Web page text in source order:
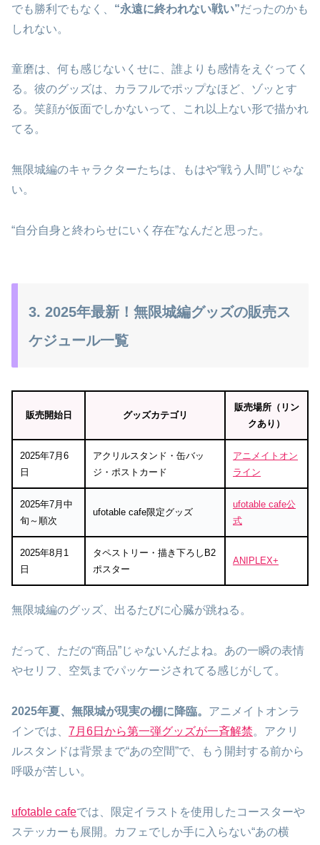
でも勝利でもなく、 “永遠に終われない戦い”だったのかも
しれない。
童磨は、何も感じないくせに、誰よりも感情をえぐってく
る。彼のグッズは、カラフルでポップなほど、ゾッとす
る。笑顔が仮面でしかないって、これ以上ない形で描かれ
てる。
無限城編のキャラクターたちは、もはや“戦う人間”じゃな
い。
“自分自身と終わらせにいく存在”なんだと思った。
3. 2025年最新！無限城編グッズの販売ス
ケジュール一覧
販売開始日 グッズカテゴリ
販売場所（リン
クあり）
2025年7月6
日
アクリルスタンド・缶バッ
ジ・ポストカード
アニメイトオン
ライン
2025年7月中
旬～順次
ufotable cafe限定グッズ
ufotable cafe公
式
2025年8月1
日
タペストリー・描き下ろしB2
ポスター
ANIPLEX+
無限城編のグッズ、出るたびに心臓が跳ねる。
だって、ただの“商品”じゃないんだよね。あの一瞬の表情
やセリフ、空気までパッケージされてる感じがして。
2025年夏、無限城が現実の棚に降臨。 アニメイトオンラ
インでは、 7月6日から第一弾グッズが一斉解禁。アクリ
ルスタンドは背景まで“あの空間”で、もう開封する前から
呼吸が苦しい。
ufotable cafeでは、限定イラストを使用したコースターや
ステッカーも展開。カフェでしか手に入らない“あの横